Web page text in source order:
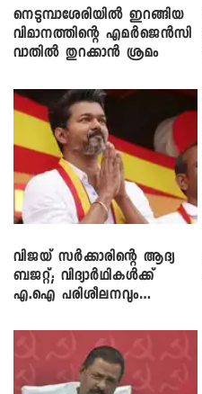
നെടുമ്പാശേരിയിൽ ഇറങ്ങിയ
വിമാനത്തിന്റെ എമർജെൻസി
വാതിൽ തുറക്കാൻ ശ്രമം
വിജയ് സർക്കാരിന്റെ ആദ്യ
ബജറ്റ്; വിദ്യാർഥികൾക്ക്
എ.ഐ പരിശീലനവും